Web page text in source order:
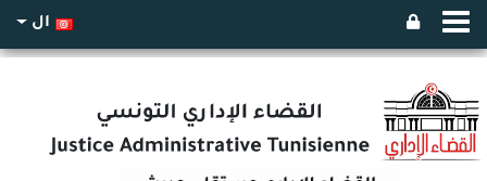
ال